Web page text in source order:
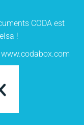
CODA est
!
www.codabox.com